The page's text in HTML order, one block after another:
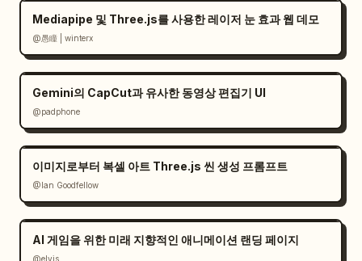
Mediapipe 및 Three.js를 사용한 레이저 눈 효과 웹 데모
@愚瞳 | winterx
Gemini의 CapCut과 유사한 동영상 편집기 UI
@padphone
이미지로부터 복셀 아트 Three.js 씬 생성 프롬프트
@Ian Goodfellow
AI 게임을 위한 미래 지향적인 애니메이션 랜딩 페이지
@elvis